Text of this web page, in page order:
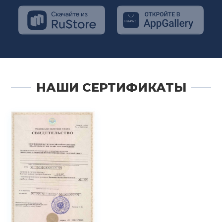
НАШИ СЕРТИФИКАТЫ